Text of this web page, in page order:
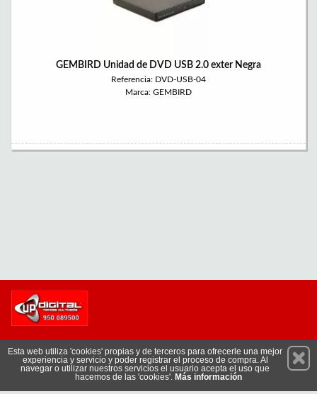
GEMBIRD Unidad de DVD USB 2.0 exter Negra
Referencia: DVD-USB-04
Marca: GEMBIRD
Suscríbete
Esta web utiliza 'cookies' propias y de terceros para ofrecerle una mejor
experiencia y servicio y poder registrar el proceso de compra. Al
navegar o utilizar nuestros servicios el usuario acepta el uso que
hacemos de las 'cookies'. Más información